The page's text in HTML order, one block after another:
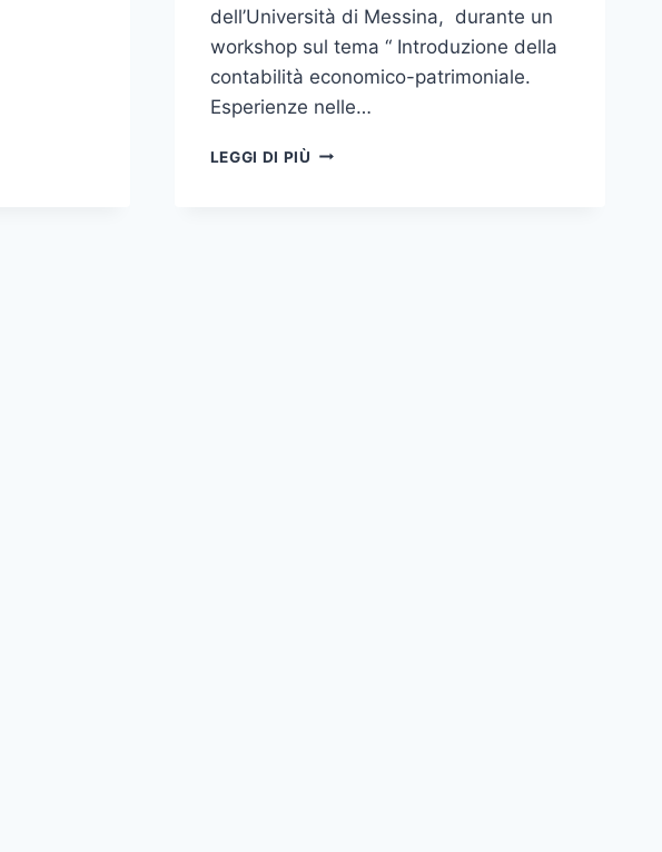
dell’Università di Messina, durante un
workshop sul tema “ Introduzione della
contabilità economico-patrimoniale.
Esperienze nelle…
LEGGI DI PIÙ L’UNIVERSITA’